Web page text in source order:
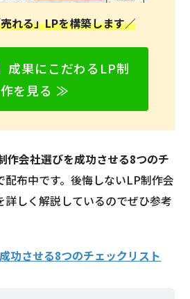
れる」LPを構築します／
成果にこだわるLP制
作を見る ≫
作会社選びを成功させる8つのチ
配布中です。後悔しないLP制作会
詳しく解説しているのでぜひ参考
功させる8つのチェックリスト